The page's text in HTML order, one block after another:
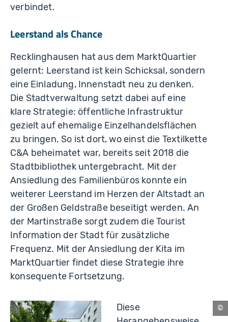
verbindet.
Leerstand als Chance
Recklinghausen hat aus dem MarktQuartier
gelernt: Leerstand ist kein Schicksal, sondern
eine Einladung, Innenstadt neu zu denken.
Die Stadtverwaltung setzt dabei auf eine
klare Strategie: öffentliche Infrastruktur
gezielt auf ehemalige Einzelhandelsflächen
zu bringen. So ist dort, wo einst die Textilkette
C&A beheimatet war, bereits seit 2018 die
Stadtbibliothek untergebracht. Mit der
Ansiedlung des Familienbüros konnte ein
weiterer Leerstand im Herzen der Altstadt an
der Großen Geldstraße beseitigt werden. An
der Martinstraße sorgt zudem die Tourist
Information der Stadt für zusätzliche
Frequenz. Mit der Ansiedlung der Kita im
MarktQuartier findet diese Strategie ihre
konsequente Fortsetzung.
Diese